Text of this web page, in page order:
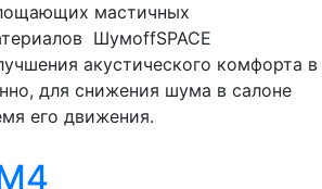
мастичных
ШумоffSPACE
акустического комфорта в
для снижения шума в салоне
его движения.